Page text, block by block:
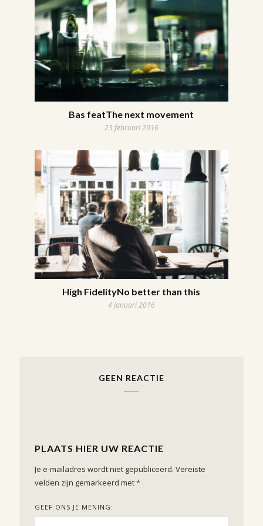
Bas featThe next movement
23 februari 2016
High FidelityNo better than this
4 januari 2016
GEEN REACTIE
PLAATS HIER UW REACTIE
Je e-mailadres wordt niet gepubliceerd. Vereiste
velden zijn gemarkeerd met*
GEEF ONS JE MENING: